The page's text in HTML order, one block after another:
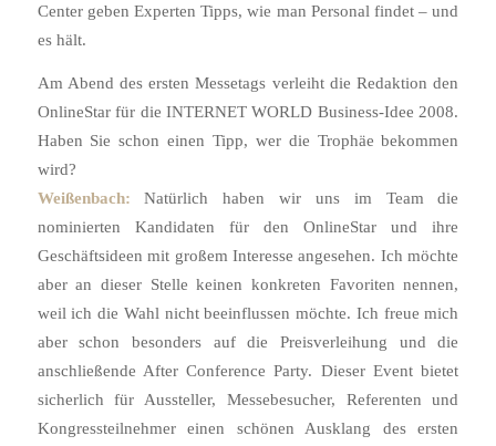
Center geben Experten Tipps, wie man Personal findet – und
es hält.
Am Abend des ersten Messetags verleiht die Redaktion den
OnlineStar für die INTERNET WORLD Business-Idee 2008.
Haben Sie schon einen Tipp, wer die Trophäe bekommen
wird?
Weißenbach: Natürlich haben wir uns im Team die
nominierten Kandidaten für den OnlineStar und ihre
Geschäftsideen mit großem Interesse angesehen. Ich möchte
aber an dieser Stelle keinen konkreten Favoriten nennen,
weil ich die Wahl nicht beeinflussen möchte. Ich freue mich
aber schon besonders auf die Preisverleihung und die
anschließende After Conference Party. Dieser Event bietet
sicherlich für Aussteller, Messebesucher, Referenten und
Kongressteilnehmer einen schönen Ausklang des ersten